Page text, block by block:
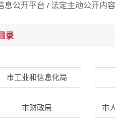
息公开平台 / 法定主动公开内容
录
市工业和信息化局
市财政局 市